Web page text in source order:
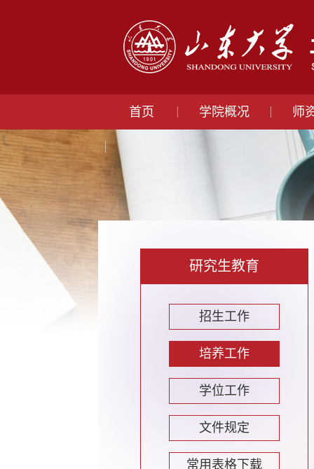
首页 学院概况 师
研究生教育
招生工作
培养工作
学位工作
文件规定
常用表格下载